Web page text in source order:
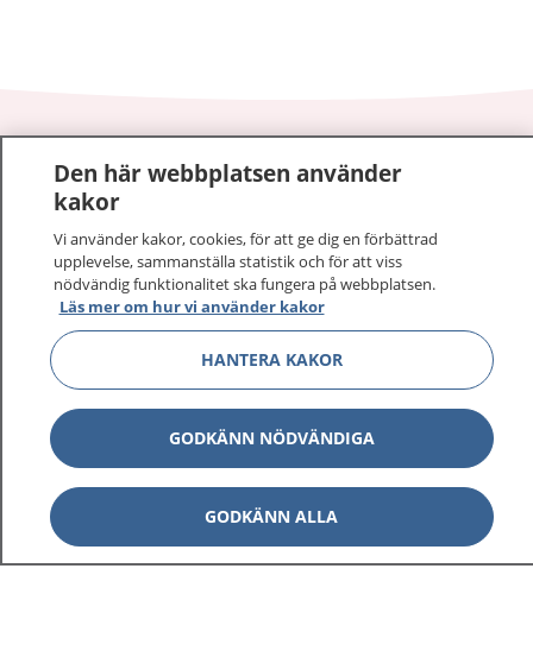
På 1177.se får du råd om hälsa och information om
sjukdomar och vilka mottagningar du kan kontakta.
Logga in för att läsa din journal och göra dina
vårdärenden. Ring telefonnummer 1177 för
sjukvårdsrådgivning dygnet runt.
1177 ger dig råd när du vill må bättre.
1177 på flera språk Visa
Visa
Den här webbplatsen använder
kakor
Vi använder kakor, cookies, för att ge dig en förbättrad
upplevelse, sammanställa statistik och för att viss
nödvändig funktionalitet ska fungera på webbplatsen.
Läs mer om hur vi använder kakor
HANTERA KAKOR
GODKÄNN NÖDVÄNDIGA
GODKÄNN ALLA